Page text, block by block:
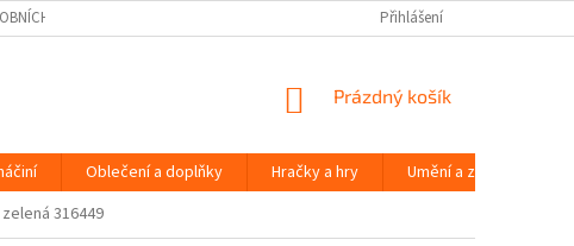
ÚDAJŮ Přihlášení
NÁKUPNÍ
Prázdný košík
Oblečení a doplňky Hračky a hry Umění a zábava
316449